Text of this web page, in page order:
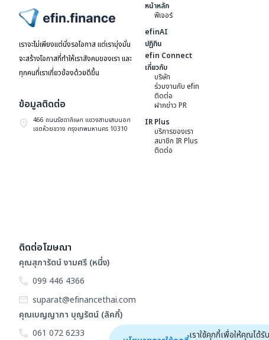
ไปหน้าแรก
เราจะไม่เพียงแต่นั่งรอโอกาส แต่เรามุ่งมั่น
จะสร้างโอกาสที่ทำให้เราสังคมของเรา และ
ทุกคนที่เราเกี่ยวข้องด้วยดีขึ้น
ข้อมูลติดต่อ
466 ถนนรัชดาภิเษก แขวงสามเสนนอก
เขตห้วยขวาง กรุงเทพมหานคร 10310
ติดต่อโฆษณา
คุณสุภารัตน์ งามศรี (หนึ่ง)
099 446 4366
suparat@efinancethai.com
คุณเบญญาภา บุญรัตน์ (ลัคกี้)
061 072 6233
หน้าหลัก
ฟีเจอร์
efinAI
ปฏิทิน
efin Connect
เกี่ยวกับ
บริษัท
ร่วมงานกับ efin
ติดต่อ
ฝากข่าว PR
IR Plus
บริการของเรา
สมาชิก IR Plus
ติดต่อ
เราใช้คุกกี้เพื่อให้คุณไ